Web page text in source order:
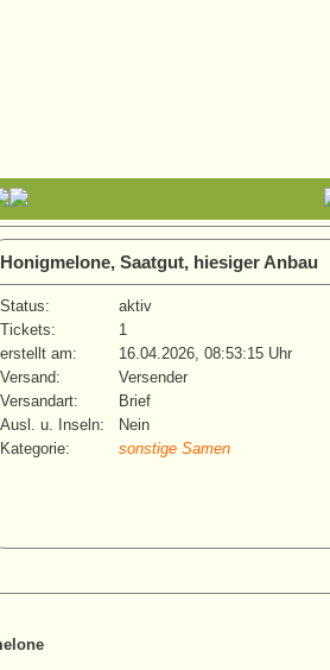
Honigmelone, Saatgut, hiesiger Anbau
Status:
aktiv
Tickets:
1
erstellt am:
16.04.2026, 08:53:15 Uhr
Versand:
Versender
Versandart:
Brief
Ausl. u. Inseln:
Nein
Kategorie:
sonstige Samen